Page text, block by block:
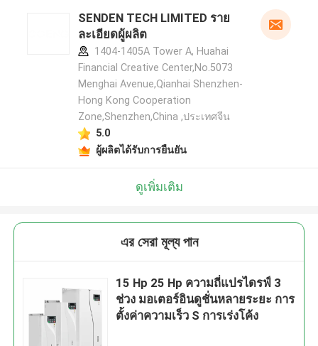
SENDEN TECH LIMITED ราย
ละเอียดผู้ผลิต
1404-1405A Tower A, Huahai
Financial Creative Center,No.5073
Menghai Avenue,Qianhai Shenzhen-
Hong Kong Cooperation
Zone,Shenzhen,China ,ประเทศจีน
5.0
ผู้ผลิตได้รับการยืนยัน
ดูเพิ่มเติม
এর সেরা মূল্য পান
15 Hp 25 Hp ความถี่แปรไดรฟ์ 3
ช่วง มอเตอร์อินดูชั่นหลายระยะ การ
ตั้งค่าความเร็ว S การเร่งโค้ง